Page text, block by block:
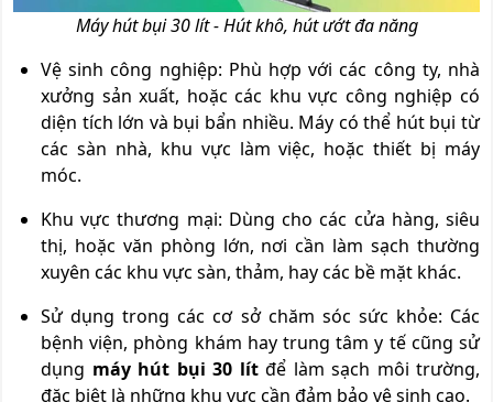
Máy hút bụi 30 lít - Hút khô, hút ướt đa năng
Vệ sinh công nghiệp: Phù hợp với các công ty, nhà
xưởng sản xuất, hoặc các khu vực công nghiệp có
diện tích lớn và bụi bẩn nhiều. Máy có thể hút bụi từ
các sàn nhà, khu vực làm việc, hoặc thiết bị máy
móc.
Khu vực thương mại: Dùng cho các cửa hàng, siêu
thị, hoặc văn phòng lớn, nơi cần làm sạch thường
xuyên các khu vực sàn, thảm, hay các bề mặt khác.
Sử dụng trong các cơ sở chăm sóc sức khỏe: Các
bệnh viện, phòng khám hay trung tâm y tế cũng sử
dụng máy hút bụi 30 lítđể làm sạch môi trường,
đặc biệt là những khu vực cần đảm bảo vệ sinh cao.